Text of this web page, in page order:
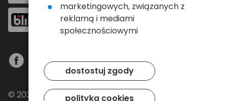
© 2024 Baltrade sp. z o.o. - Wszelkie prawa
marketingowych, związanych z
reklamą i mediami
społecznościowymi
dostostuj zgody
polityka cookies